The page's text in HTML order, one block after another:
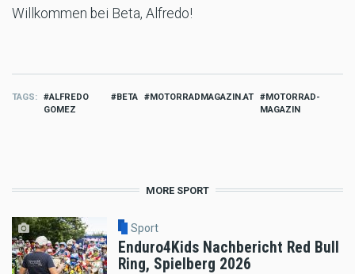
Willkommen bei Beta, Alfredo!
TAGS
ALFREDO
GOMEZ
BETA MOTORRADMAGAZIN.AT
MOTORRAD-
MAGAZIN
MORE SPORT
Sport
Enduro4Kids Nachbericht Red Bull
Ring, Spielberg 2026